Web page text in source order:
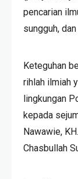
pencarian
sungguh,
Keteguhan
rihlah ilmiah
lingkungan
kepada
Nawawie,
Chasbullah